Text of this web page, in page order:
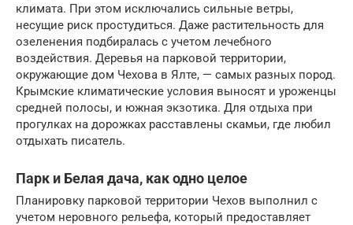
климата. При этом исключались сильные ветры,
несущие риск простудиться. Даже растительность для
озеленения подбиралась с учетом лечебного
воздействия. Деревья на парковой территории,
окружающие дом Чехова в Ялте, — самых разных пород.
Крымские климатические условия выносят и уроженцы
средней полосы, и южная экзотика. Для отдыха при
прогулках на дорожках расставлены скамьи, где любил
отдыхать писатель.
Парк и Белая дача, как одно целое
Планировку парковой территории Чехов выполнил с
учетом неровного рельефа, который предоставляет